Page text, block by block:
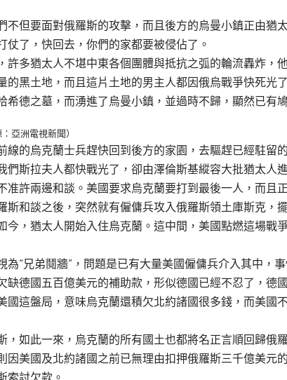
不但要面對俄羅斯的攻擊，而且後方的烏曼小鎮正由猶
了，快回去，你們的家都要被侵佔了。
許多猶太人不堪中東各個團體與抵抗之弧的輪流轟炸，
的黑土地，而且這片土地的男主人都因俄烏戰爭快死光
希德之墓，而湧進了烏曼小鎮，並過時不歸，顯然已有
亞洲電視新聞）
線的烏克蘭士兵趕快回到後方的家園，去驅趕已經駐留
們斯拉夫人都快戰光了，卻由澤倫斯基縱容大批猶太人
准許兩邊和談。美國要求烏克蘭要打到最後一人，而且
斯和談之後，突然就有僱傭兵攻入俄羅斯領土庫斯克，
今，猶太人開始入住烏克蘭。這中間，美國點燃這場戰
為“兄弟鬩牆”，問題是已有大量美國僱傭兵介入其中，
缺德國五百億美元的補助款，形似德國已經不忍了，德
國這盤局，意味烏克蘭還積欠北約諸國很多錢，而美國
，如此一來，烏克蘭的所有國土也都將名正言順回歸俄
因美國及北約諸國之前已無理由扣押俄羅斯三千億美元